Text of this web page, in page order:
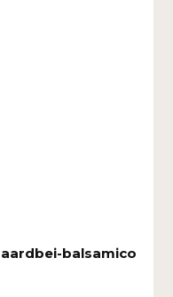
balsamico